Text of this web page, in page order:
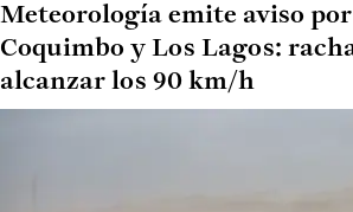
Meteorología emite aviso
Coquimbo y Los Lagos:
alcanzar los 90 km/h